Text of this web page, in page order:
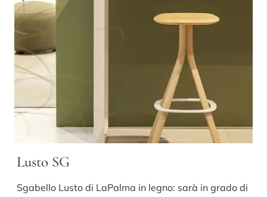
Lusto SG
Sgabello Lusto di LaPalma in legno: sarà in grado di